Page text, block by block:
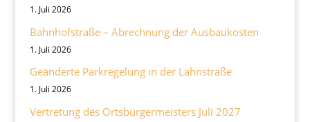
1. Juli 2026
Bahnhofstraße – Abrechnung der Ausbaukosten
1. Juli 2026
Geänderte Parkregelung in der Lahnstraße
1. Juli 2026
Vertretung des Ortsbürgermeisters Juli 2027